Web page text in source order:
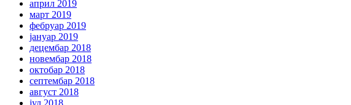
април 2019
март 2019
фебруар 2019
јануар 2019
децембар 2018
новембар 2018
октобар 2018
септембар 2018
август 2018